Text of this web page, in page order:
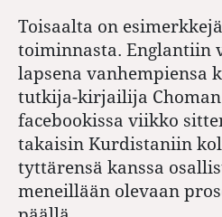
Toisaalta on
toiminnasta. Englantiin
lapsena vanhempiensa
tutkija-kirjailija
facebookissa viikko
takaisin Kurdistaniin
tyttärensä kanssa
meneillään olevaan